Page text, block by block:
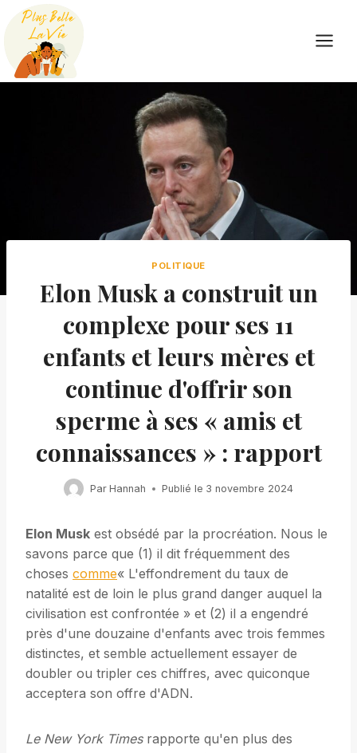
Skip
content
POLITIQUE
Elon Musk a construit un
complexe pour ses 11
enfants et leurs mères et
continue d'offrir son
sperme à ses « amis et
connaissances » : rapport
Par Hannah Publié le 3 novembre 2024
Elon Musk est obsédé par la procréation. Nous le
savons parce que (1) il dit fréquemment des
choses comme« L'effondrement du taux de
natalité est de loin le plus grand danger auquel la
civilisation est confrontée » et (2) il a engendré
près d'une douzaine d'enfants avec trois femmes
distinctes, et semble actuellement essayer de
doubler ou tripler ces chiffres, avec quiconque
acceptera son offre d'ADN.
Le New York Timesrapporte qu'en plus des